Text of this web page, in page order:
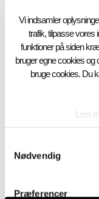
Vi indsamler
trafik, tilpasse vores
funktioner på siden
bruger egne cookies og
bruge cookies. Du
Læs
Nødvendig
Præferencer
Tilmeld
og vær